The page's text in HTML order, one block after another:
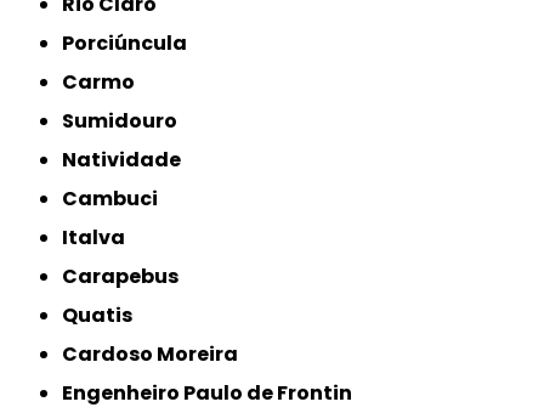
Porciúncula
Carmo
Sumidouro
Natividade
Cambuci
Italva
Carapebus
Quatis
Cardoso Moreira
Engenheiro Paulo de Frontin